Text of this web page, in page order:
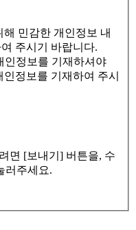
민감한 개인정보 내
주시기 바랍니다.
인정보를 기재하셔야
정보를 기재하여 주시
면 [보내기] 버튼을, 수
러주세요.